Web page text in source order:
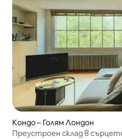
Кондо – Голям Лондон
Преустроен склад в